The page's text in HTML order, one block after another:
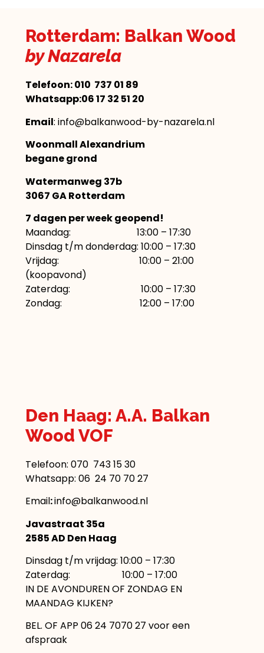
Den Haag: A.A. Balkan
Wood VOF
Telefoon:070 743 15 30
Whatsapp: 06 24 70 70 27
Email:info@balkanwood.nl
Javastraat 35a
2585 AD Den Haag
Dinsdag t/m vrijdag: 10:00 – 17:30
Zaterdag: 10:00 – 17:00
IN DE AVONDUREN OF ZONDAG EN
MAANDAG KIJKEN?
BEL. OF APP 06 24 7070 27 voor een
afspraak
Rotterdam: Balkan Wood
by Nazarela
Telefoon:010 737 01 89
Whatsapp:06 17 32 51 20
Email: info@balkanwood-by-nazarela.nl
Woonmall Alexandrium
begane grond
Watermanweg 37b
3067 GA Rotterdam
7 dagen per week geopend!
Maandag: 13:00 – 17:30
Dinsdag t/m donderdag: 10:00 – 17:30
Vrijdag: 10:00 – 21:00
(koopavond)
Zaterdag: 10:00 – 17:30
Zondag: 12:00 – 17:00